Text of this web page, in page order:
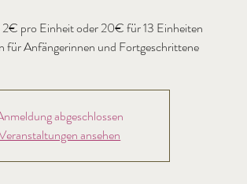
pro Einheit oder 20€ für 13 Einheiten
abgeschlossen
ansehen